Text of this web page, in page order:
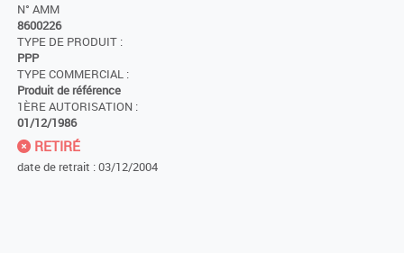
N° AMM
8600226
TYPE DE PRODUIT :
PPP
TYPE COMMERCIAL :
Produit de référence
1ÈRE AUTORISATION :
01/12/1986
RETIRÉ
date de retrait : 03/12/2004